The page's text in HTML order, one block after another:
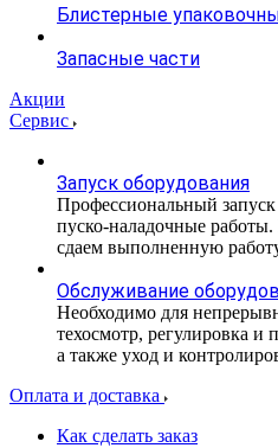
Блистерные
Запасные части
Акции
Сервис
Запуск оборудования
Профессиональный
пуско-наладочные
сдаем выполненную
Обслуживание
Необходимо для
техосмотр, регулировка и
а также уход и
Оплата и доставка
Как сделать заказ